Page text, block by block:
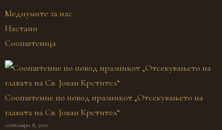
Медиумите за нас
Настани
Соопштенија
Соопштение по повод празникот „Отсекувањето на
главата на Св. Јован Крстител“
септември 8, 2022